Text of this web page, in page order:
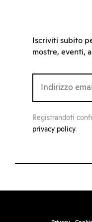
Iscriviti subito
mostre, eventi,
Registrandoti
privacy policy.